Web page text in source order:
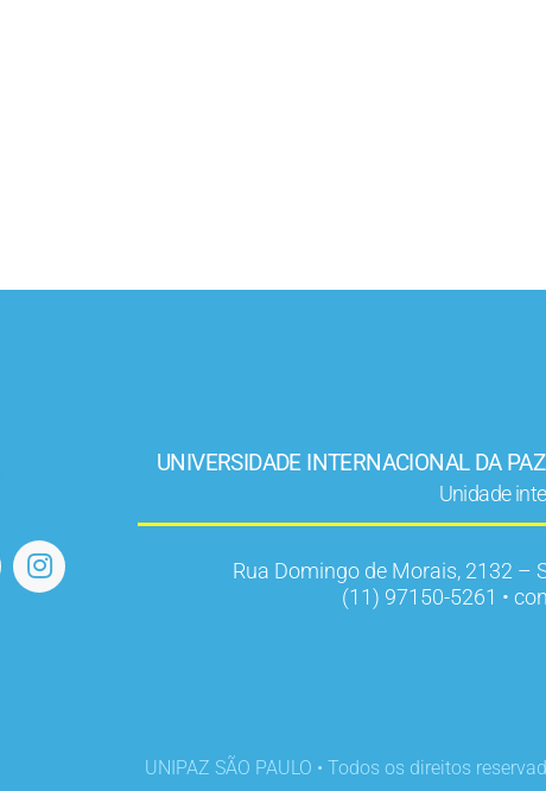
UNIVERSIDADE INTERNACIONAL DA
Unidade
Rua Domingo de Morais, 2132 –
(11) 97150-5261 •
UNIPAZ SÃO PAULO • Todos os direitos